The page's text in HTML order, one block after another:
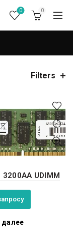
0 0
Filters
3200AA UDIMM
далее